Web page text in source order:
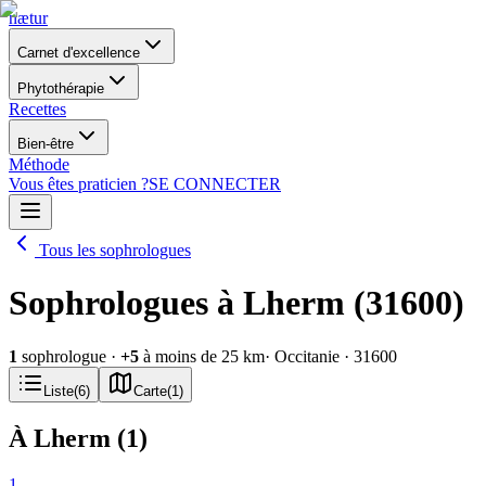
nætur
Carnet d'excellence
Phytothérapie
Recettes
Bien-être
Méthode
Vous êtes praticien ?SE CONNECTER
Tous les sophrologues
Sophrologues à Lherm (31600)
1 sophrologue · +5 à moins de 25 km· Occitanie · 31600
Liste(6) Carte(1 )
À Lherm (1)